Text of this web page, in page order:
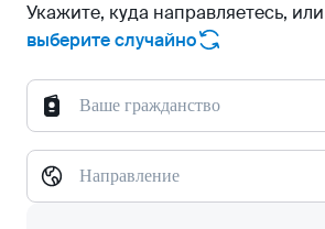
Укажите, куда направляетесь, или
выберите случайно
Ваше гражданство
Направление